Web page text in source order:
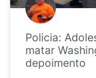
Policia:
matar
depoimento